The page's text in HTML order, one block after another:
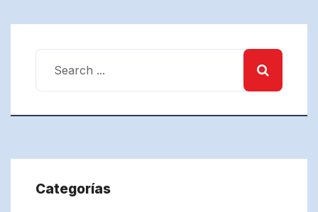
Categorías